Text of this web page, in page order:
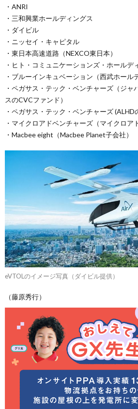
・ANRI
・三和興業ホールディングス
・ダイビル
・ニッセイ・キャピタル
・東日本高速道路（NEXCO東日本）
・ヒト・コミュニケーションズ・ホールデ
・ブルーインキュベーション（西武ホール
・ペガサス・テック・ベンチャーズ（ジャ
スのCVCファンド）
・ペガサス・テック・ベンチャーズ (ALHD
・マイクロアドベンチャーズ（マイクロア
・Macbee eight（Macbee Planet子会社）
eVTOLのイメージ写真（ダイビル提供）
（藤原秀行）